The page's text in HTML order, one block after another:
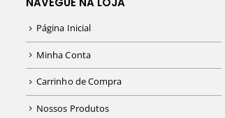
Página Inicial
Minha Conta
Carrinho de Compra
Nossos Produtos